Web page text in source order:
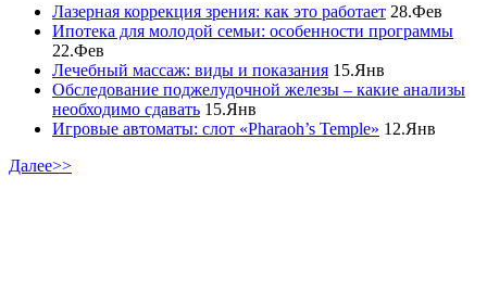
Лазерная коррекция зрения: как это работает 28.Фев
Ипотека для молодой семьи: особенности программы
22.Фев
Лечебный массаж: виды и показания 15.Янв
Обследование поджелудочной железы – какие анализы
необходимо сдавать 15.Янв
Игровые автоматы: слот «Pharaoh’s Temple» 12.Янв
Далее>>